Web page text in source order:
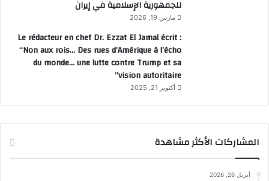
للجمهورية الإسلامية في إيران
مارس 19, 2026
Le rédacteur en chef Dr. Ezzat El Jamal écrit :
“Non aux rois… Des rues d’Amérique à l’écho
du monde… une lutte contre Trump et sa
vision autoritaire”
أكتوبر 21, 2025
المشاركات الأكثر مشاهدة
أبريل 26, 2026